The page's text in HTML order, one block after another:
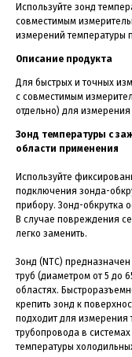
Используйте зонд
совместимым
измерений температуры
Описание продукта
Для быстрых и точных
с совместимым
отдельно) для
Зонд температуры с
области применения
Используйте
подключения зонда-
прибору. Зонд-обкрутка
В случае повреждения
легко заменить.
Зонд (NTC)
труб (диаметром от 5 до
областях.
крепить зонд к
подходит для измерения
трубопровода в
температуры